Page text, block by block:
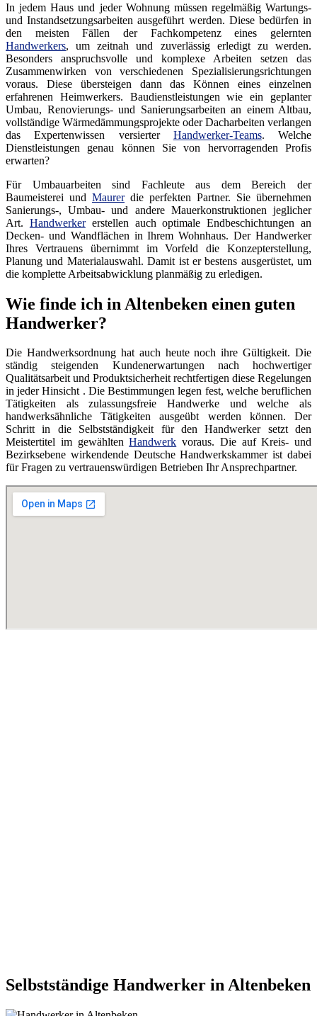
In jedem Haus und jeder Wohnung müssen regelmäßig Wartungs-
und Instandsetzungsarbeiten ausgeführt werden. Diese bedürfen in
den meisten Fällen der Fachkompetenz eines gelernten
Handwerkers, um zeitnah und zuverlässig erledigt zu werden.
Besonders anspruchsvolle und komplexe Arbeiten setzen das
Zusammenwirken von verschiedenen Spezialisierungsrichtungen
voraus. Diese übersteigen dann das Können eines einzelnen
erfahrenen Heimwerkers. Baudienstleistungen wie ein geplanter
Umbau, Renovierungs- und Sanierungsarbeiten an einem Altbau,
vollständige Wärmedämmungsprojekte oder Dacharbeiten verlangen
das Expertenwissen versierter Handwerker-Teams. Welche
Dienstleistungen genau können Sie von hervorragenden Profis
erwarten?
Für Umbauarbeiten sind Fachleute aus dem Bereich der
Baumeisterei und Maurerdie perfekten Partner. Sie übernehmen
Sanierungs-, Umbau- und andere Mauerkonstruktionen jeglicher
Art. Handwerkererstellen auch optimale Endbeschichtungen an
Decken- und Wandflächen in Ihrem Wohnhaus. Der Handwerker
Ihres Vertrauens übernimmt im Vorfeld die Konzepterstellung,
Planung und Materialauswahl. Damit ist er bestens ausgerüstet, um
die komplette Arbeitsabwicklung planmäßig zu erledigen.
Wie finde ich in Altenbeken einen guten
Handwerker?
Die Handwerksordnung hat auch heute noch ihre Gültigkeit. Die
ständig steigenden Kundenerwartungen nach hochwertiger
Qualitätsarbeit und Produktsicherheit rechtfertigen diese Regelungen
in jeder Hinsicht . Die Bestimmungen legen fest, welche beruflichen
Tätigkeiten als zulassungsfreie Handwerke und welche als
handwerksähnliche Tätigkeiten ausgeübt werden können. Der
Schritt in die Selbstständigkeit für den Handwerker setzt den
Meistertitel im gewähltenHandwerk voraus. Die auf Kreis- und
Bezirksebene wirkendende Deutsche Handwerkskammer ist dabei
für Fragen zu vertrauenswürdigen Betrieben Ihr Ansprechpartner.
Selbstständige Handwerker in Altenbeken